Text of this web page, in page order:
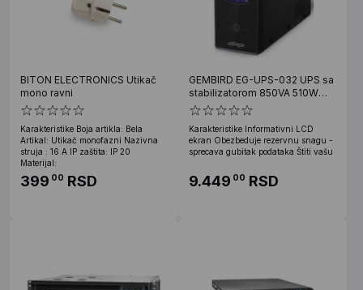
BITON ELECTRONICS Utikač
mono ravni
Karakteristike Boja artikla: Bela
Artikal: Utikač monofazni Nazivna
struja : 16 A IP zaštita: IP 20
Materijal:
399 00 RSD
GEMBIRD EG-UPS-032 UPS sa
stabilizatorom 850VA 510W
LCD
Karakteristike Informativni LCD
ekran Obezbeduje rezervnu snagu -
sprecava gubitak podataka Štiti vašu
9.449 00 RSD